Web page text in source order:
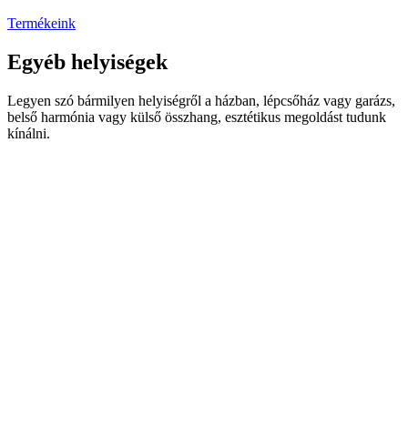
Termékeink
Egyéb helyiségek
Legyen szó bármilyen helyiségről a házban, lépcsőház vagy garázs,
belső harmónia vagy külső összhang, esztétikus megoldást tudunk
kínálni.